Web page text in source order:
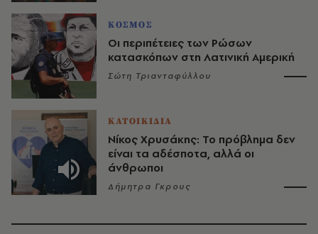
ΚΟΣΜΟΣ
Οι περιπέτειες των Ρώσων
κατασκόπων στη Λατινική Αμερική
Σώτη Τριανταφύλλου
ΚΑΤΟΙΚΙΔΙΑ
Νίκος Χρυσάκης: Το πρόβλημα δεν
είναι τα αδέσποτα, αλλά οι
άνθρωποι
Δήμητρα Γκρους